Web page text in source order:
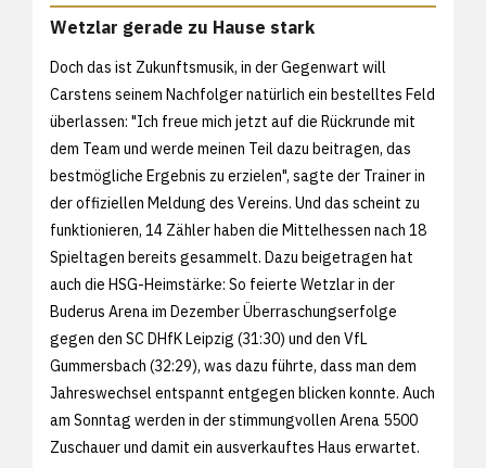
Wetzlar gerade zu Hause stark
Doch das ist Zukunftsmusik, in der Gegenwart will
Carstens seinem Nachfolger natürlich ein bestelltes Feld
überlassen: "Ich freue mich jetzt auf die Rückrunde mit
dem Team und werde meinen Teil dazu beitragen, das
bestmögliche Ergebnis zu erzielen", sagte der Trainer in
der offiziellen Meldung des Vereins. Und das scheint zu
funktionieren, 14 Zähler haben die Mittelhessen nach 18
Spieltagen bereits gesammelt. Dazu beigetragen hat
auch die HSG-Heimstärke: So feierte Wetzlar in der
Buderus Arena im Dezember Überraschungserfolge
gegen den SC DHfK Leipzig (31:30) und den VfL
Gummersbach (32:29), was dazu führte, dass man dem
Jahreswechsel entspannt entgegen blicken konnte. Auch
am Sonntag werden in der stimmungvollen Arena 5500
Zuschauer und damit ein ausverkauftes Haus erwartet.